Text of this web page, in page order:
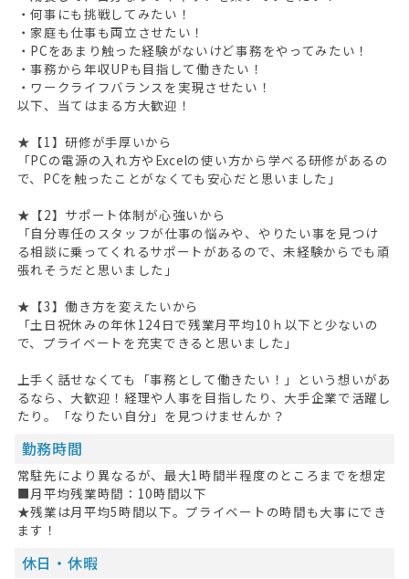
無料会員登録
ログイン
キープした求人 0
最近見た求人
お問い合わせ
掲載希望の方へ
・何事にも挑戦してみたい！
・家庭も仕事も両立させたい！
・PCをあまり触った経験がないけど事務をやってみたい！
・事務から年収UPも目指して働きたい！
・ワークライフバランスを実現させたい！
以下、当てはまる方大歓迎！
★【1】研修が手厚いから
「PCの電源の入れ方やExcelの使い方から学べる研修があるの
で、PCを触ったことがなくても安心だと思いました」
★【2】サポート体制が心強いから
「自分専任のスタッフが仕事の悩みや、やりたい事を見つけ
る相談に乗ってくれるサポートがあるので、未経験からでも頑
張れそうだと思いました」
★【3】働き方を変えたいから
「土日祝休みの年休124日で残業月平均10ｈ以下と少ないの
で、プライベートを充実できると思いました」
上手く話せなくても「事務として働きたい！」という想いがあ
るなら、大歓迎！経理や人事を目指したり、大手企業で活躍し
たり。「なりたい自分」を見つけませんか？
勤務時間
常駐先により異なるが、最大1時間半程度のところまでを想定
■月平均残業時間：10時間以下
★残業は月平均5時間以下。プライベートの時間も大事にでき
ます！
休日・休暇